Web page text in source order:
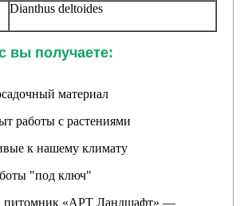
Dianthus deltoides
вы получаете:
материал
работы с растениями
к нашему климату
"под ключ"
питомник «АРТ Ландшафт» —